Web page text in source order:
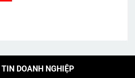
DOANH NGHIỆP